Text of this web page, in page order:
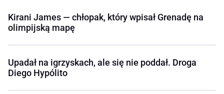
Kirani James — chłopak, który wpisał Grenadę na
olimpijską mapę
Upadał na igrzyskach, ale się nie poddał. Droga
Diego Hypólito